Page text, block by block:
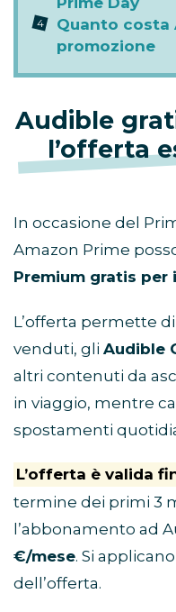
Quanto costa
promozione
Audible
l’offerta
In occasione del
Amazon Prime
Premium gratis per
L’offerta permette
venduti, gli Audible
altri contenuti da
in viaggio, mentre
spostamenti
L’offerta è valida
termine dei primi 3
l’abbonamento ad
€/mese. Si
dell’offerta.